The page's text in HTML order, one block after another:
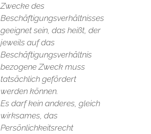
Zwecke des
Beschäftigungsverhältnisses
geeignet sein, das heißt, der
jeweils auf das
Beschäftigungsverhältnis
bezogene Zweck muss
tatsächlich gefördert
werden können.
Es darf kein anderes, gleich
wirksames, das
Persönlichkeitsrecht